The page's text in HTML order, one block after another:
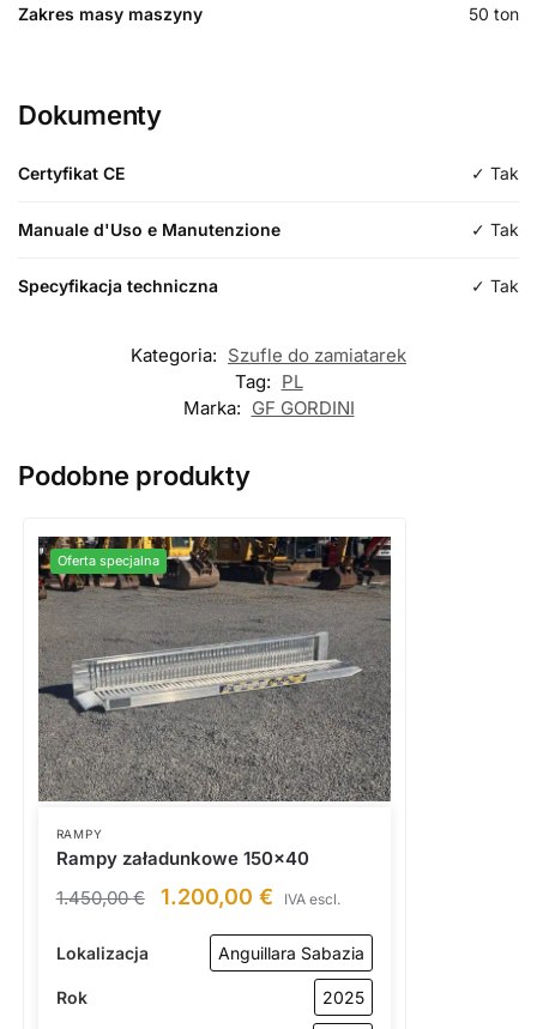
Zakres masy maszyny 50 ton
Dokumenty
Certyfikat CE ✓ Tak
Manuale d'Uso e Manutenzione ✓ Tak
Specyfikacja techniczna ✓ Tak
Kategoria: Szufle do zamiatarek
Tag: PL
Marka: GF GORDINI
Podobne produkty
Oferta specjalna
RAMPY
Rampy załadunkowe 150×40
1.450,00€ 1.200,00 € IVA escl.
Lokalizacja Anguillara Sabazia
Rok 2025